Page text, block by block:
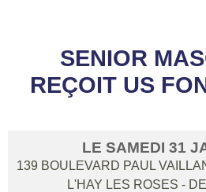
SENIOR
REÇOIT US
LE SAMEDI 31
139 BOULEVARD PAUL
L'HAY LES ROSES -